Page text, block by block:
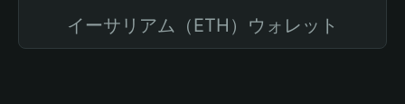
イーサリアム（ETH）ウォレット